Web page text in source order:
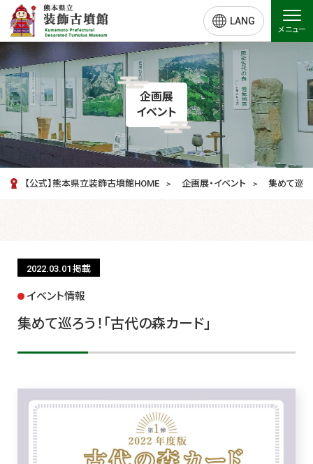
LANG
メニュー
企画展
イベント
【公式】熊本県立装飾古墳館HOME 企画展・イベント 集めて巡ろ
2022.03.01 掲載
イベント情報
集めて巡ろう！「古代の森カード」